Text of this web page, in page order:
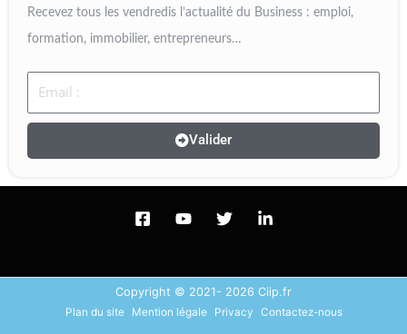
Recevez tous les vendredis l’actualité du Business : emploi,
formation, immobilier, entrepreneurs…
Email
Valider
Copyright © 2021- 2026 Ciip.fr
Plan du site Mention légale Privacy Contactez-nous